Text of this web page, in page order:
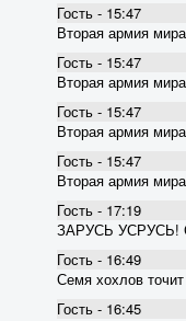
Гость - 15:47
Вторая армия
Гость - 15:47
Вторая армия
Гость - 15:47
Вторая армия
Гость - 15:47
Вторая армия
Гость - 17:19
ЗАРУСЬ УСРУСЬ!
Гость - 16:49
Семя хохлов
Гость - 16:45